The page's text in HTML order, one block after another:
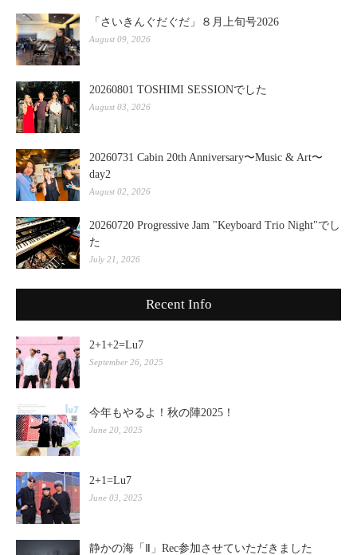
「さいきんぐだぐだ」８月上旬号2026
August 09, 2026
20260801 TOSHIMI SESSIONでした
August 03, 2026
20260731 Cabin 20th Anniversary〜Music & Art〜
day2
August 02, 2026
20260720 Progressive Jam "Keyboard Trio Night"でし
た
July 21, 2026
Recent Info
2+1+2=Lu7
September 26, 2025
今年もやるよ！秋の陣2025！
June 20, 2025
2+1=Lu7
June 03, 2025
静かの海「Ⅱ」Rec参加させていただきました